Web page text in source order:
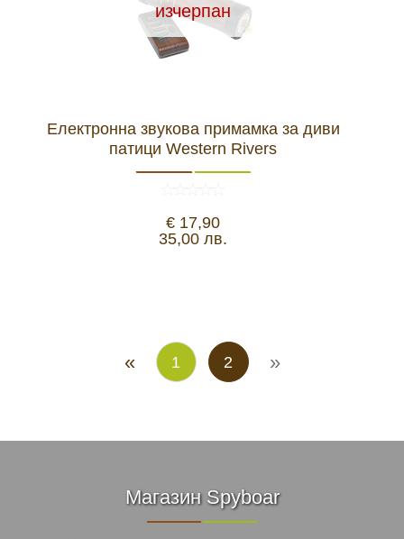
изчерпан
Електронна звукова примамка за диви
патици Western Rivers
€ 17,90
35,00 лв.
« 1 2 »
Магазин Spyboar